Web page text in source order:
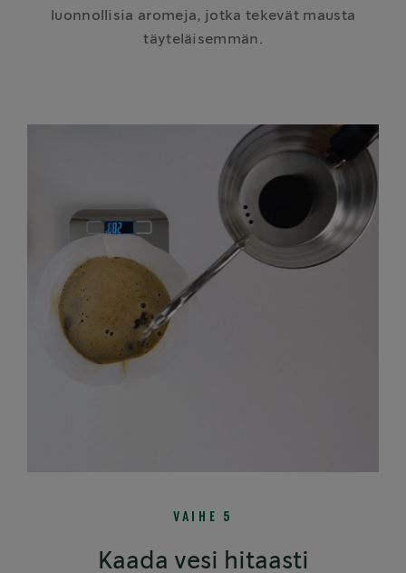
luonnollisia aromeja, jotka tekevät mausta
täyteläisemmän.
VAIHE 5
Kaada vesi hitaasti